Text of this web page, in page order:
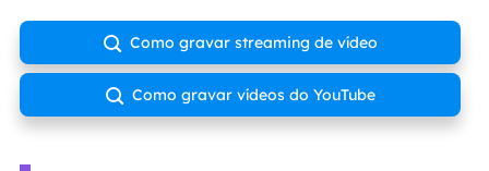
 Como gravar streaming de vídeo
 Como gravar vídeos do YouTube